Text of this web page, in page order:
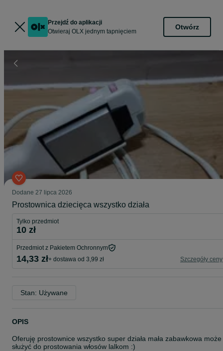
Przejdź do aplikacji
Otwieraj OLX jednym tapnięciem
Otwórz
Dodane 27 lipca 2026
Prostownica dziecięca wszystko działa
Tylko przedmiot
10 zł
Przedmiot z Pakietem Ochronnym
14,33 zł+ dostawa od 3,99 zł Szczegóły ceny
Stan: Używane
OPIS
Oferuję prostownice wszystko super działa mała zabawkowa może
służyć do prostowania włosów lalkom :)